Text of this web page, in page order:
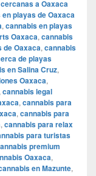
a Oaxaca
playas de Oaxaca
, cannabis en playas
Oaxaca, cannabis
de Oaxaca, cannabis
de playas
en Salina Cruz,
Oaxaca,
cannabis legal
, cannabis para
, cannabis para
, cannabis para relax
para turistas
premium
Oaxaca,
en Mazunte,